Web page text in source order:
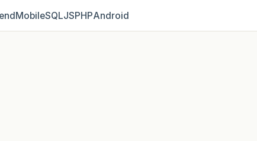
MobileSQLJSPHPAndroid